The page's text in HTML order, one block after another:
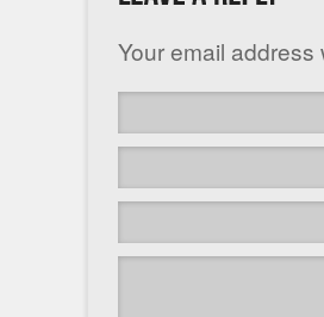
Your email